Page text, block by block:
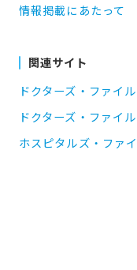
情報掲載にあたって
関連サイト
ドクターズ・ファイル
ドクターズ・ファイ
ホスピタルズ・ファ